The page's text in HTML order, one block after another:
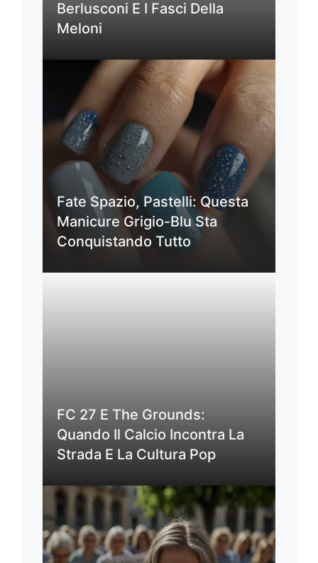
Berlusconi E I Fasci Della
Meloni
Fate Spazio, Pastelli: Questa
Manicure Grigio-Blu Sta
Conquistando Tutto
FC 27 E The Grounds:
Quando Il Calcio Incontra La
Strada E La Cultura Pop